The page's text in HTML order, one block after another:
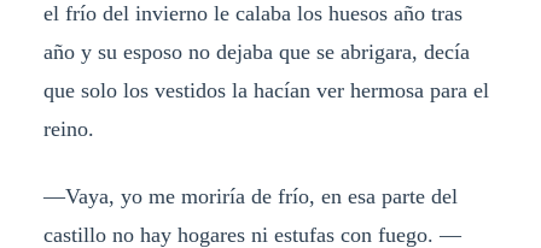
el frío del invierno le calaba los huesos año tras
año y su esposo no dejaba que se abrigara, decía
que solo los vestidos la hacían ver hermosa para el
reino.
—Vaya, yo me moriría de frío, en esa parte del
castillo no hay hogares ni estufas con fuego. —